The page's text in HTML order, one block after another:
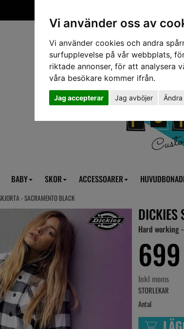
Vi använder oss av
Vi använder cookies och andra
surfupplevelse på vår webbplats,
riktade annonser, för att analysera
våra besökare kommer ifrån.
Jag accepterar Jag avböjer
BABY SKOR ACCESSOARER
- SACRAMENTO BLACK
DICKIES
Hard working
Inkl moms
STORLEKAR
Antal